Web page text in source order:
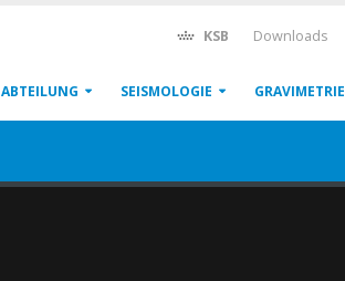
KSB Downloads
ABTEILUNG SEISMOLOGIE GRAVIMETRIE